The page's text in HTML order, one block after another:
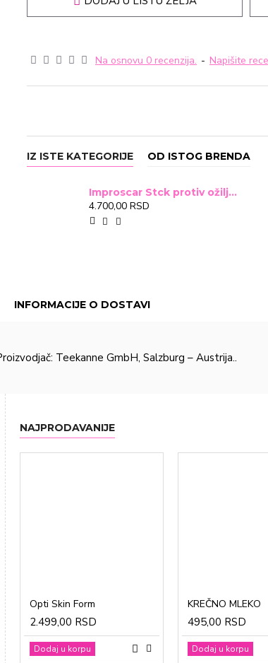
Na osnovu 0 recenzija. - Napišite
IZ ISTE KATEGORIJE OD ISTOG BRENDA
Improscar Stck protiv ožiljaka 4,6g
4.700,00 RSD
INFORMACIJE O DOSTAVI
Teekanne GmbH, Salzburg – Austrija..
Gravidon A tablete a30
1.865,00 RSD
Dodaj u korpu
CinkDermin pasta 5g
280,00 RSD
Dodaj u korpu
NAJPRODAVANIJE
Opti Skin Form
2.499,00 RSD
Dodaj u korpu
KREČNO MLEKO
495,00 RSD
Dodaj u korpu